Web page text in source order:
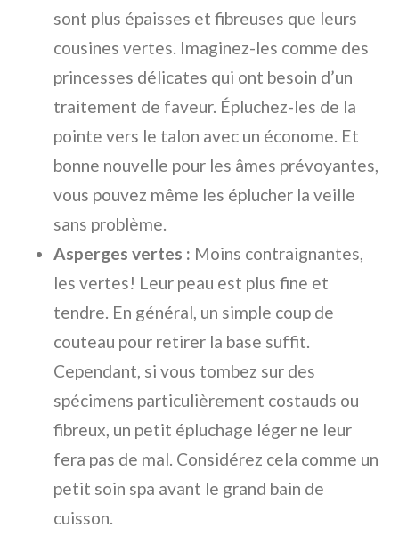
sont plus épaisses et fibreuses que leurs
cousines vertes. Imaginez-les comme des
princesses délicates qui ont besoin d’un
traitement de faveur. Épluchez-les de la
pointe vers le talon avec un économe. Et
bonne nouvelle pour les âmes prévoyantes,
vous pouvez même les éplucher la veille
sans problème.
Asperges vertes : Moins contraignantes,
les vertes! Leur peau est plus fine et
tendre. En général, un simple coup de
couteau pour retirer la base suffit.
Cependant, si vous tombez sur des
spécimens particulièrement costauds ou
fibreux, un petit épluchage léger ne leur
fera pas de mal. Considérez cela comme un
petit soin spa avant le grand bain de
cuisson.